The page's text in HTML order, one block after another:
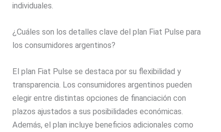
individuales.
¿Cuáles son los detalles clave del plan Fiat Pulse para
los consumidores argentinos?
El plan Fiat Pulse se destaca por su flexibilidad y
transparencia. Los consumidores argentinos pueden
elegir entre distintas opciones de financiación con
plazos ajustados a sus posibilidades económicas.
Además, el plan incluye beneficios adicionales como